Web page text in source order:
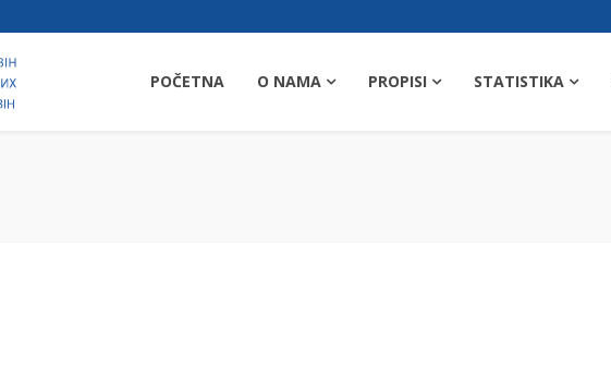
POČETNA O NAMA PROPISI STATISTIKA